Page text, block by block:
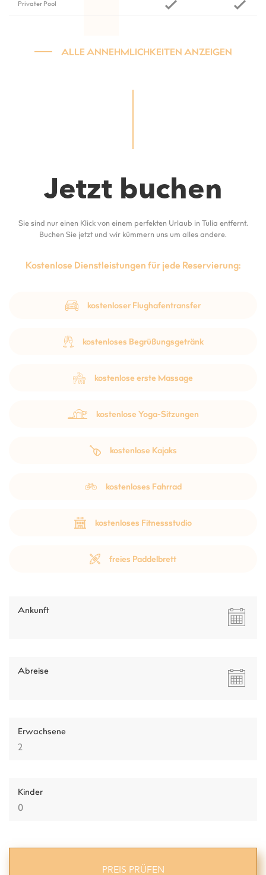
Privater Pool
ALLE ANNEHMLICHKEITEN ANZEIGEN
Jetzt buchen
Sie sind nur einen Klick von einem perfekten Urlaub in Tulia entfernt.
Buchen Sie jetzt und wir kümmern uns um alles andere.
Kostenlose Dienstleistungen für jede Reservierung:
kostenloser Flughafentransfer
kostenloses Begrüßungsgetränk
kostenlose erste Massage
kostenlose Yoga-Sitzungen
kostenlose Kajaks
kostenloses Fahrrad
kostenloses Fitnessstudio
freies Paddelbrett
Ankunft
Abreise
Erwachsene
Kinder